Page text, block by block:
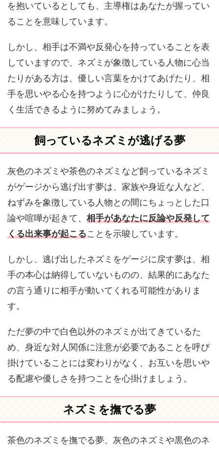
を抱いているとしても、主導権はあなたが握ってい
ることを意味しています。
しかし、相手は不満や反発心を持っていることを表
していますので、ネズミが象徴している人物に心当
たりがある方は、優しい言葉をかけてあげたり、相
手を思いやる心を持つように心がけたりして、仲良
く生活できるように努めてみましょう。
飼っているネズミが逃げる夢
灰色のネズミや茶色のネズミなど飼っているネズミ
がゲージから逃げ出す夢は、家族や身近な人など、
ねずみを象徴している人物との間にちょっとした口
論や喧嘩が起きて、 相手があなたに反論や反発して
くる出来事が起こることを示唆しています。
しかし、逃げ出したネズミをゲージに戻す夢は、相
手の本心は納得していないものの、結果的にあなた
の言う通りに相手が動いてくれる可能性がありま
す。
ただ夢の中で白色以外のネズミが出てきているた
め、身近な対人関係に注意が必要であることを呼び
掛けていることには変わりがなく、お互いを思いや
る配慮や優しさを持つことを心掛けましょう。
ネズミを撫でる夢
茶色のネズミを撫でる夢、灰色のネズミや黒色のネ